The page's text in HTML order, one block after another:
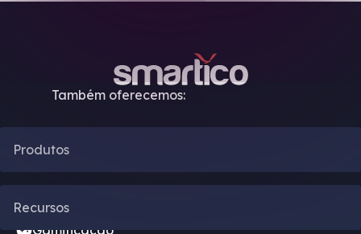
Também oferecemos:
Produtos
Gamificação
Recursos